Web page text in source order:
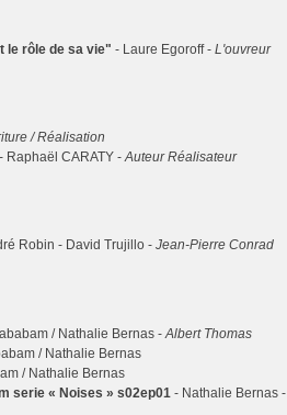
le rôle de sa vie" - Laure Egoroff - L'ouvreur
/ Réalisation
- Raphaël CARATY -Auteur Réalisateur
Robin - David Trujillo - Jean-Pierre Conrad
/ Nathalie Bernas - Albert Thomas
/ Nathalie Bernas
/ Nathalie Bernas
serie « Noises » s02ep01 - Nathalie Bernas -